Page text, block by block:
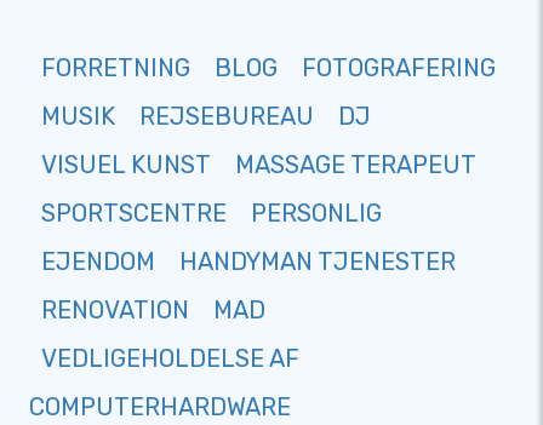
FORRETNING BLOG
FOTOGRAFERING
MUSIK
REJSEBUREAU
DJ
VISUEL KUNST
MASSAGE TERAPEUT
SPORTSCENTRE
PERSONLIG
EJENDOM
HANDYMAN TJENESTER
RENOVATION
MAD
VEDLIGEHOLDELSE AF
COMPUTERHARDWARE